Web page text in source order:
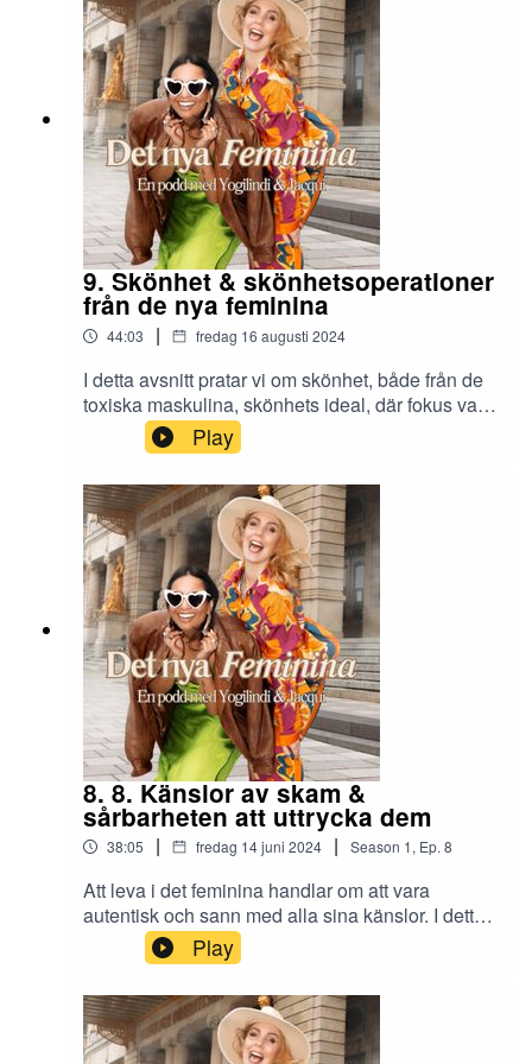
9. Skönhet & skönhetsoperationer
från de nya feminina
44:03 | fredag 16 augusti 2024
I detta avsnitt pratar vi om skönhet, både från de
toxiska maskulina, skönhets ideal, där fokus varit
och är från utseende, där skönhetsoperationer
blir mer och mer vanligt. Till de nya feminina där
skönhet kommer inifrån, något som en människa
utstrålar från hur hon/han känner sig, de är en
människas energi, livsenergi som utsöndrar
skönhet.
Play
8. 8. Känslor av skam &
sårbarheten att uttrycka dem
38:05 | fredag 14 juni 2024 | Season 1, Ep. 8
Att leva i det feminina handlar om att vara
autentisk och sann med alla sina känslor. I detta
avsnitt möts vi av känslor av skam Linda i
skammen av att vara självkritik och Jacqui om
svartsjuka och sårbarheten att stå ärlig i dem
känslorna samt modet att våga dela. Skammen
är känslor som äter upp oss inifrån och trycker
Play